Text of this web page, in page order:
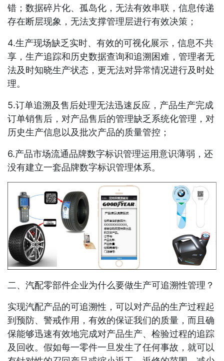
错；数据碎片化、孤岛化，无法有效串联，信息传递
存在断层现象，无法支撑管理层进行有效决策；
4.生产现场缺乏实时、有效的可视化展示，信息不共
享，生产追踪和历史数据查询和追溯困难，管理者无
法及时知晓生产状态，更无法对异常情况进行及时处
理。
5.订单追溯及售后处理无法迅速反应，产品生产完成
订单销售后，对产品售后的管理缺乏系统化管理，对
历史生产信息以及批次产品的质量管控；
6.产品市场流通品牌数字标识管理运用意识薄弱，还
没有建立一套品牌数字标识管理体系。
二、汽配零部件企业为什么要做生产可追溯性管理？
实现汽配产品的可追溯性，可以对产品的生产过程起
到预防、警戒作用，有效的保证我们的质量，而且确
保能够迅速有效地完成对产品生产、检验过程的追踪
及回收。假如每一零件一旦发生了任何事故，就可以